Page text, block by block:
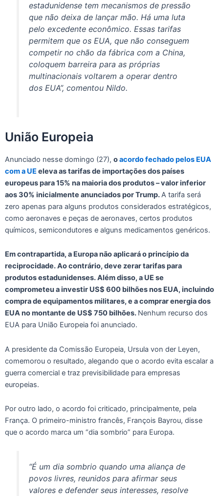
estadunidense tem mecanismos de pressão
que não deixa de lançar mão. Há uma luta
pelo excedente econômico. Essas tarifas
permitem que os EUA, que não conseguem
competir no chão da fábrica com a China,
coloquem barreira para as próprias
multinacionais voltarem a operar dentro
dos EUA”, comentou Nildo.
União Europeia
Anunciado nesse domingo (27), oacordo fechado pelos EUA
com a UE eleva as tarifas de importações dos países
europeus para 15% na maioria dos produtos – valor inferior
aos 30% inicialmente anunciados por Trump.A tarifa será
zero apenas para alguns produtos considerados estratégicos,
como aeronaves e peças de aeronaves, certos produtos
químicos, semicondutores e alguns medicamentos genéricos.
Em contrapartida, a Europa não aplicará o princípio da
reciprocidade. Ao contrário, deve zerar tarifas para
produtos estadunidenses. Além disso, a UE se
comprometeu a investir US$ 600 bilhões nos EUA, incluindo
compra de equipamentos militares, e a comprar energia dos
EUA no montante de US$ 750 bilhões. Nenhum recurso dos
EUA para União Europeia foi anunciado.
A presidente da Comissão Europeia, Ursula von der Leyen,
comemorou o resultado, alegando que o acordo evita escalar a
guerra comercial e traz previsibilidade para empresas
europeias.
Por outro lado, o acordo foi criticado, principalmente, pela
França. O primeiro-ministro francês, François Bayrou, disse
que o acordo marca um “dia sombrio” para Europa.
“É um dia sombrio quando uma aliança de
povos livres, reunidos para afirmar seus
valores e defender seus interesses, resolve